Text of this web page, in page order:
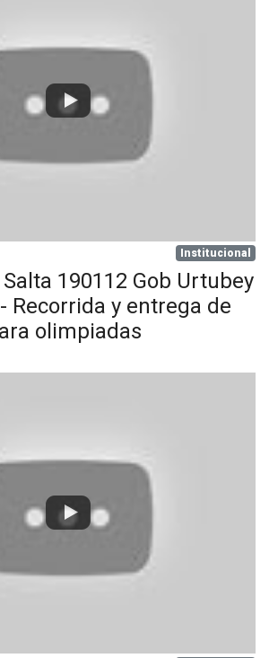
Institucional
190112 Gob Urtubey
Recorrida y entrega de
olimpiadas